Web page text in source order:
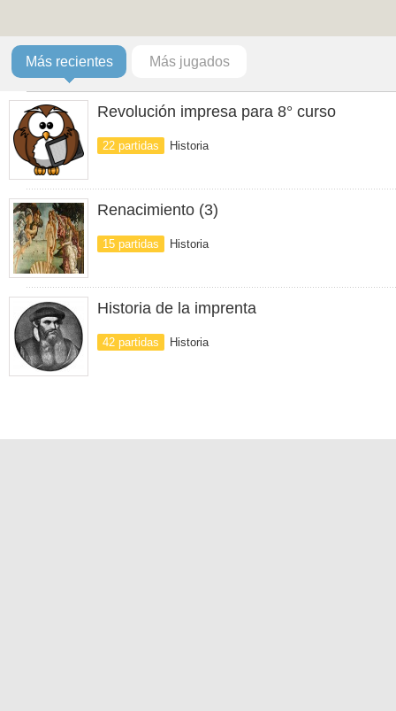
Más recientes Más jugados
Revolución impresa para 8° curso
22 partidas Historia
Renacimiento (3)
15 partidas Historia
Historia de la imprenta
42 partidas Historia